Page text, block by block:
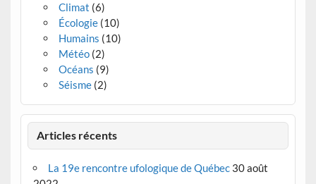
Climat (6)
Écologie(10)
Humains (10)
Météo(2)
Océans (9)
Séisme(2)
Articles récents
La 19e rencontre ufologique de Québec 30 août